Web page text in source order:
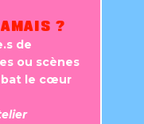
?
de
ou scènes
bat le cœur